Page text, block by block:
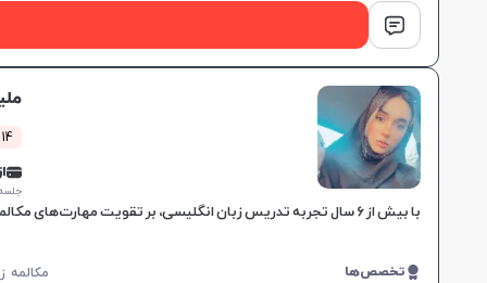
214
از
جلسه ۱
با بیش از ۶ سال تجربه تدریس زبان انگلیسی، بر تقویت مهارت‌های مکالمه و اعتماد به نفس تمرکز دارم و مناسب برای تمامی سطوح زبان‌آموزان هستم.
تخصص‌ها